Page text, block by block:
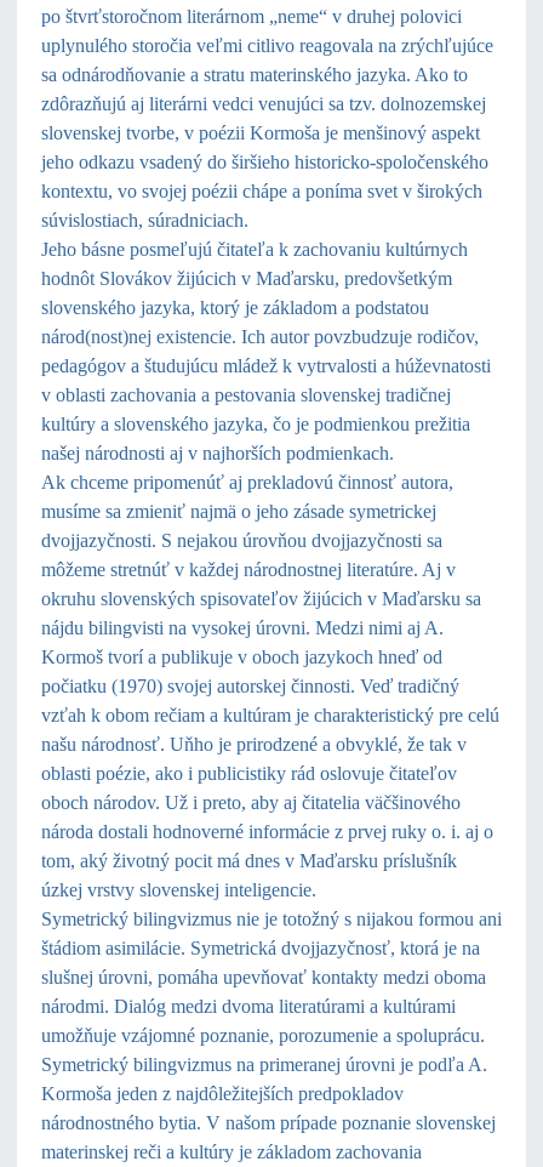
po štvrťstoročnom literárnom „neme“ v druhej polovici
uplynulého storočia veľmi citlivo reagovala na zrýchľujúce
sa odnárodňovanie a stratu materinského jazyka. Ako to
zdôrazňujú aj literárni vedci venujúci sa tzv. dolnozemskej
slovenskej tvorbe, v poézii Kormoša je menšinový aspekt
jeho odkazu vsadený do širšieho historicko-spoločenského
kontextu, vo svojej poézii chápe a poníma svet v širokých
súvislostiach, súradniciach.
Jeho básne posmeľujú čitateľa k zachovaniu kultúrnych
hodnôt Slovákov žijúcich v Maďarsku, predovšetkým
slovenského jazyka, ktorý je základom a podstatou
národ(nost)nej existencie. Ich autor povzbudzuje rodičov,
pedagógov a študujúcu mládež k vytrvalosti a húževnatosti
v oblasti zachovania a pestovania slovenskej tradičnej
kultúry a slovenského jazyka, čo je podmienkou prežitia
našej národnosti aj v najhorších podmienkach.
Ak chceme pripomenúť aj prekladovú činnosť autora,
musíme sa zmieniť najmä o jeho zásade symetrickej
dvojjazyčnosti. S nejakou úrovňou dvojjazyčnosti sa
môžeme stretnúť v každej národnostnej literatúre. Aj v
okruhu slovenských spisovateľov žijúcich v Maďarsku sa
nájdu bilingvisti na vysokej úrovni. Medzi nimi aj A.
Kormoš tvorí a publikuje v oboch jazykoch hneď od
počiatku (1970) svojej autorskej činnosti. Veď tradičný
vzťah k obom rečiam a kultúram je charakteristický pre celú
našu národnosť. Uňho je prirodzené a obvyklé, že tak v
oblasti poézie, ako i publicistiky rád oslovuje čitateľov
oboch národov. Už i preto, aby aj čitatelia väčšinového
národa dostali hodnoverné informácie z prvej ruky o. i. aj o
tom, aký životný pocit má dnes v Maďarsku príslušník
úzkej vrstvy slovenskej inteligencie.
Symetrický bilingvizmus nie je totožný s nijakou formou ani
štádiom asimilácie. Symetrická dvojjazyčnosť, ktorá je na
slušnej úrovni, pomáha upevňovať kontakty medzi oboma
národmi. Dialóg medzi dvoma literatúrami a kultúrami
umožňuje vzájomné poznanie, porozumenie a spoluprácu.
Symetrický bilingvizmus na primeranej úrovni je podľa A.
Kormoša jeden z najdôležitejších predpokladov
národnostného bytia. V našom prípade poznanie slovenskej
materinskej reči a kultúry je základom zachovania